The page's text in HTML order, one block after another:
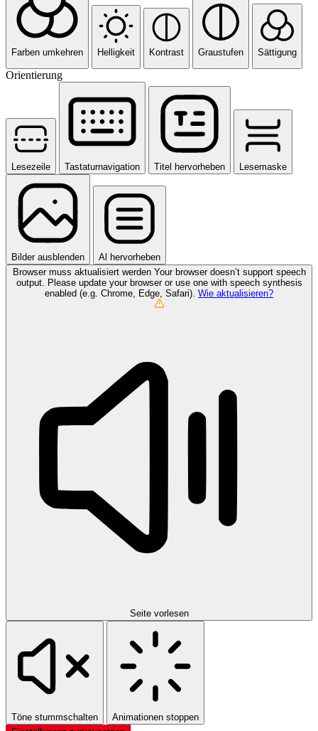
Farben umkehren Helligkeit Kontrast Graustufen Sättigung
Orientierung
Lesezeile Tastaturnavigation Titel hervorheben Lesemaske
Bilder ausblenden
Al hervorheben
Browser muss aktualisiert werden Your browser doesn’t support speech
output. Please update your browser or use one with speech synthesis
enabled (e.g. Chrome, Edge, Safari). Wie aktualisieren?
Seite vorlesen
Töne stummschalten
Animationen stoppen